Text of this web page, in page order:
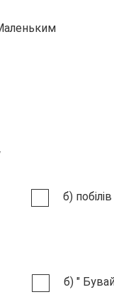
б) побілів
б) "